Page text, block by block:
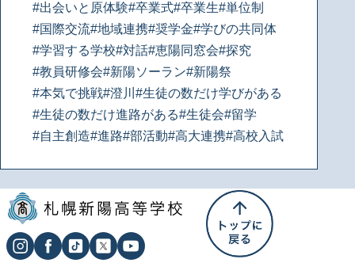
#出会いと原体験#卒業式#卒業生#単位制
#国際交流#地域連携#奨学金#学びの共同体
#学習する学校#対話#恵陽同窓会#探究
#教員研修会#新陽ソーラン#新陽祭
#本気で挑戦#澄川 #生徒の数だけ学びがある
#生徒の数だけ進路がある#生徒会#留学
#自主創造#進路#部活動#高大連携#高校入試